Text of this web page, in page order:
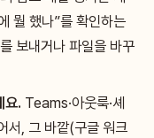
뭘 했나”를 확인하는
보내거나 파일을 바꾸
요. Teams·아웃룩·셰
서, 그 바깥(구글 워크